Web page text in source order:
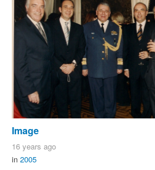
Image
16 years ago
in 2005